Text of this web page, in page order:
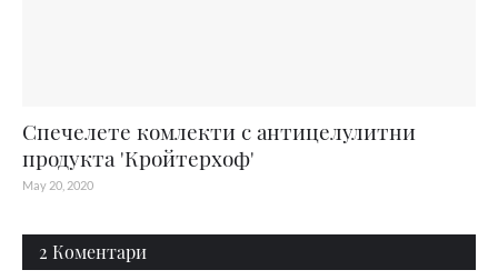
Спечелете комлекти с антицелулитни
продукта 'Кройтерхоф'
May 20, 2020
2 Коментари